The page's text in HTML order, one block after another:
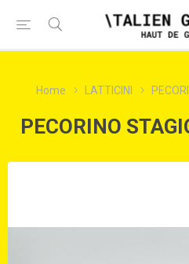
Home LATTICINI
PECORINO